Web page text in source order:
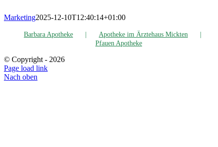
Marketing2025-12-10T12:40:14+01:00
Bar­ba­ra Apotheke
Apo­the­ke im Ärz­te­haus Mickten
Pfau­en Apotheke
© Copyright - 2026
Page load link
Nach oben